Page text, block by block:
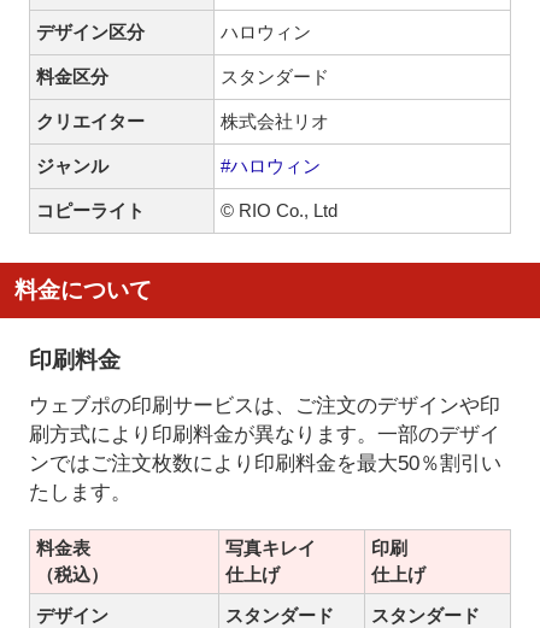
デザイン区分 ハロウィン
料金区分 スタンダード
クリエイター 株式会社リオ
ジャンル #ハロウィン
コピーライト © RIO Co., Ltd
料金について
印刷料金
ウェブポの印刷サービスは、ご注文のデザインや印
刷方式により印刷料金が異なります。一部のデザイ
ンではご注文枚数により印刷料金を最大50％割引い
たします。
料金表
（税込）
写真キレイ
仕上げ
印刷
仕上げ
デザイン
スタンダード スタンダード